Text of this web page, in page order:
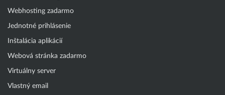
Webhosting zadarmo
Jednotné prihlásenie
Inštalácia aplikácií
Webová stránka zadarmo
Virtuálny server
Vlastný email